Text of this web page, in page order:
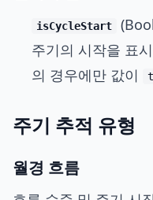
isCycleStart
주기의 시작을 표
의 경우에만 값이
주기 추적 유형
월경 흐름